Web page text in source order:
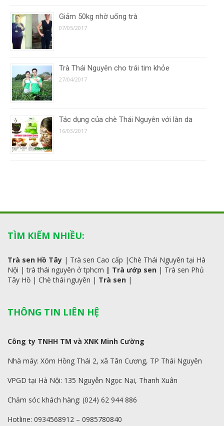
Giảm 50kg nhờ uống trà
07/05/2017
Trà Thái Nguyên cho trái tim khỏe
27/04/2017
Tác dụng của chè Thái Nguyên với làn da
16/03/2017
TÌM KIẾM NHIỀU:
Trà sen Hồ Tây | Trà sen Cao cấp |Chè Thái Nguyên tại Hà
Nội |trà thái nguyên ở tphcm | Trà ướp sen | Trà sen Phủ
Tây Hồ | Chè thái nguyên | Trà sen |
THÔNG TIN LIÊN HỆ
Công ty TNHH TM và XNK Minh Cường
Nhà máy: Xóm Hồng Thái 2, xã Tân Cương, TP Thái Nguyên
VPGD tại Hà Nội: 135 Nguyễn Ngọc Nại, Thanh Xuân
Chăm sóc khách hàng: (024) 62 944 886
Hotline: 0934568912 – 0985780840